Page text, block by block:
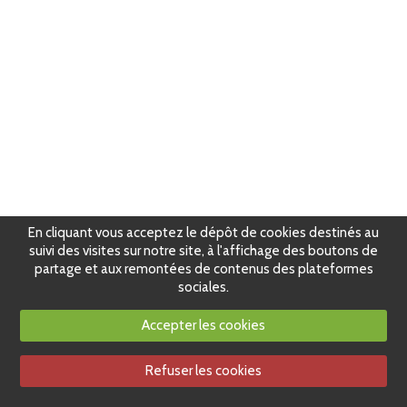
En cliquant vous acceptez le dépôt de cookies destinés au
suivi des visites sur notre site, à l'affichage des boutons de
partage et aux remontées de contenus des plateformes
sociales.
Accepter les cookies
Refuser les cookies